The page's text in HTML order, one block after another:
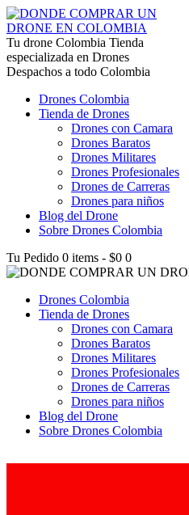
Tu drone Colombia Tienda
especializada en Drones
Despachos a todo Colombia
Drones Colombia
Tienda de Drones
Drones con Camara
Drones Baratos
Drones Militares
Drones Profesionales
Drones de Carreras
Drones para niños
Blog del Drone
Sobre Drones Colombia
Tu Pedido 0 items - $0 0
Drones Colombia
Tienda de Drones
Drones con Camara
Drones Baratos
Drones Militares
Drones Profesionales
Drones de Carreras
Drones para niños
Blog del Drone
Sobre Drones Colombia